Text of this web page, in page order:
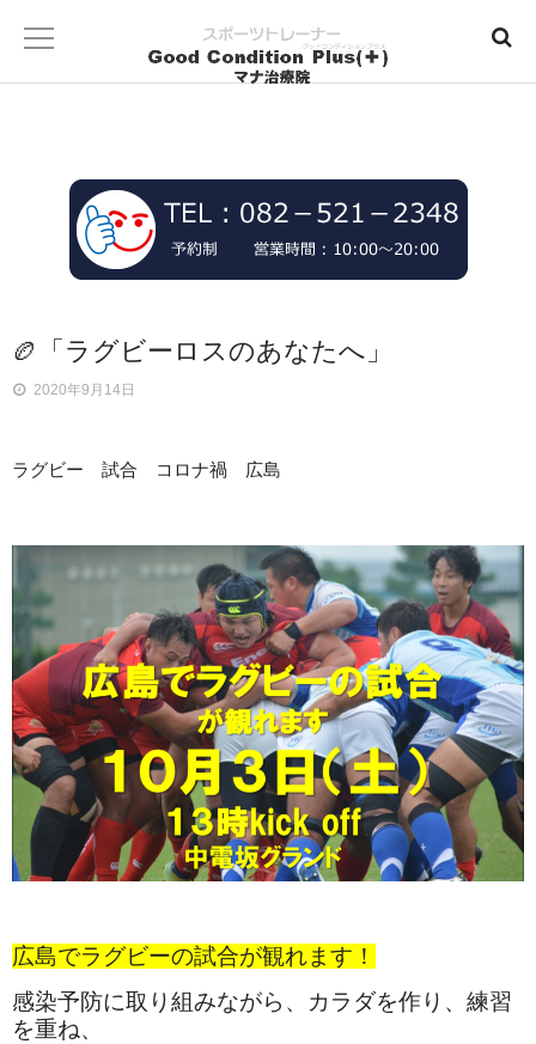
🏉「ラグビーロスのあなたへ」
2020年9月14日
ラグビー 試合 コロナ禍 広島
広島でラグビーの試合が観れます！
感染予防に取り組みながら、カラダを作り、練習
を重ね、